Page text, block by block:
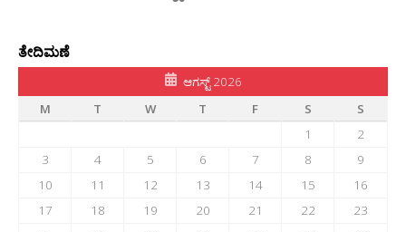
ತೇದಿಮಣೆ
ಆಗಸ್ಟ್ 2026
M
T W T F S
S
1
2
3
4 5 6 7 8
9
10
11 12 13 14 15
16
17
18 19 20 21 22
23